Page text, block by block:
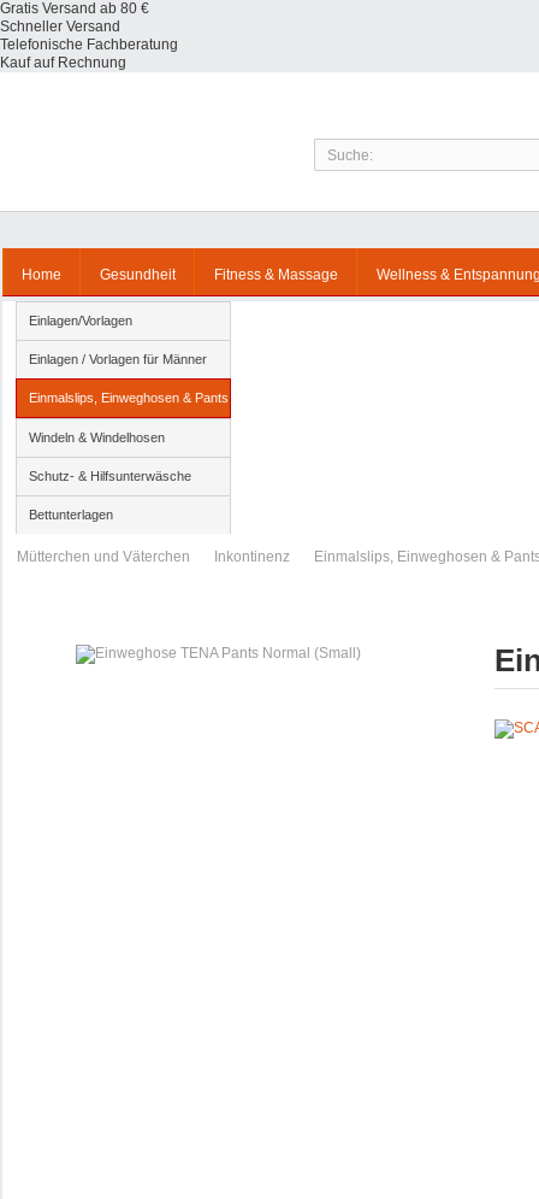
Gratis Versand ab 80 €
Schneller Versand
Telefonische Fachberatung
Kauf auf Rechnung
Home Gesundheit Fitness & Massage Wellness &
Einlagen/Vorlagen
Einlagen / Vorlagen für Männer
Einmalslips, Einweghosen & Pants
Windeln & Windelhosen
Schutz- & Hilfsunterwäsche
Bettunterlagen
Mütterchen und Väterchen Inkontinenz Einmalslips, Einweghosen &